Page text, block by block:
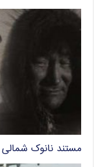
مستند نانوک